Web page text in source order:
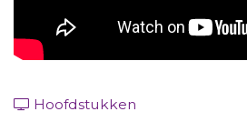
Hoofdstukken